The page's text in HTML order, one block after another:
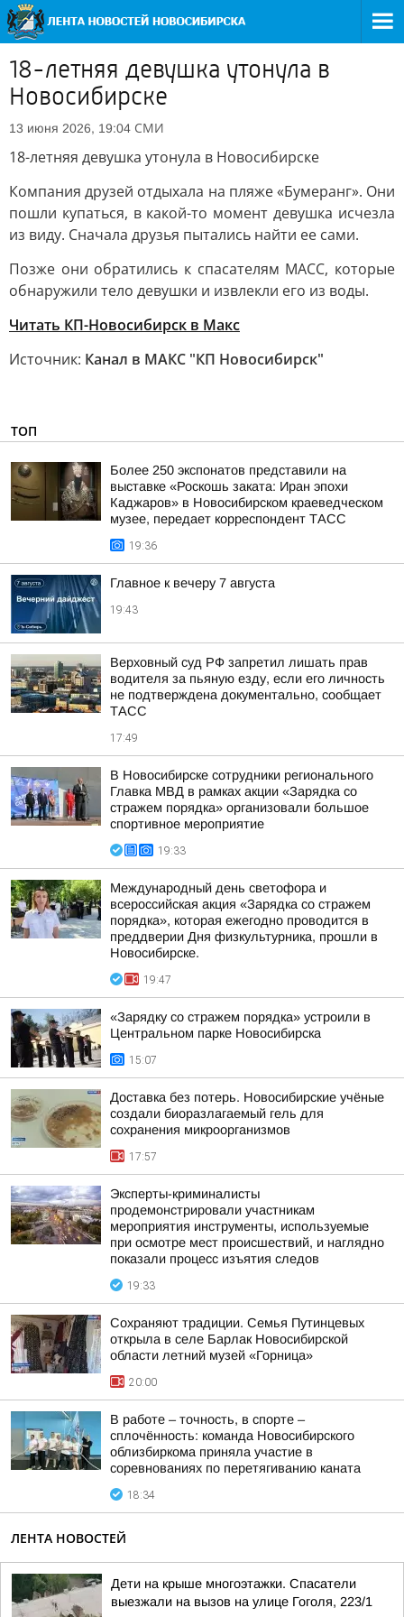
18-летняя девушка утонула в
Новосибирске
13 июня 2026, 19:04 СМИ
18-летняя девушка утонула в Новосибирске
Компания друзей отдыхала на пляже «Бумеранг». Они
пошли купаться, в какой-то момент девушка исчезла
из виду. Сначала друзья пытались найти ее сами.
Позже они обратились к спасателям МАСС, которые
обнаружили тело девушки и извлекли его из воды.
Читать КП-Новосибирск в Макс
Источник: Канал в МАКС "КП Новосибирск"
ТОП
Более 250 экспонатов представили на
выставке «Роскошь заката: Иран эпохи
Каджаров» в Новосибирском краеведческом
музее, передает корреспондент ТАСС
19:36
Главное к вечеру 7 августа
19:43
Верховный суд РФ запретил лишать прав
водителя за пьяную езду, если его личность
не подтверждена документально, сообщает
ТАСС
17:49
В Новосибирске сотрудники регионального
Главка МВД в рамках акции «Зарядка со
стражем порядка» организовали большое
спортивное мероприятие
19:33
Международный день светофора и
всероссийская акция «Зарядка со стражем
порядка», которая ежегодно проводится в
преддверии Дня физкультурника, прошли в
Новосибирске.
19:47
«Зарядку со стражем порядка» устроили в
Центральном парке Новосибирска
15:07
Доставка без потерь. Новосибирские учёные
создали биоразлагаемый гель для
сохранения микроорганизмов
17:57
Эксперты-криминалисты
продемонстрировали участникам
мероприятия инструменты, используемые
при осмотре мест происшествий, и наглядно
показали процесс изъятия следов
19:33
Сохраняют традиции. Семья Путинцевых
открыла в селе Барлак Новосибирской
области летний музей «Горница»
20:00
В работе – точность, в спорте –
сплочённость: команда Новосибирского
облизбиркома приняла участие в
соревнованиях по перетягиванию каната
18:34
ЛЕНТА НОВОСТЕЙ
Дети на крыше многоэтажки. Спасатели
выезжали на вызов на улице Гоголя, 223/1